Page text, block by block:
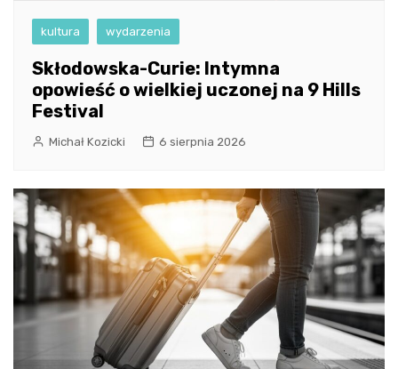
kultura wydarzenia
Skłodowska-Curie: Intymna
opowieść o wielkiej uczonej na 9 Hills
Festival
Michał Kozicki 6 sierpnia 2026